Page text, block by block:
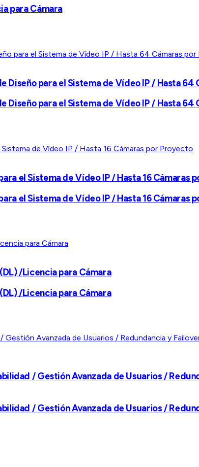
para Cámara
Diseño para el Sistema de Vídeo IP / Hasta
Diseño para el Sistema de Vídeo IP / Hasta
el Sistema de Vídeo IP / Hasta 16 Cámaras
el Sistema de Vídeo IP / Hasta 16 Cámaras
/Licencia para Cámara
/Licencia para Cámara
/ Gestión Avanzada de Usuarios /
/ Gestión Avanzada de Usuarios /